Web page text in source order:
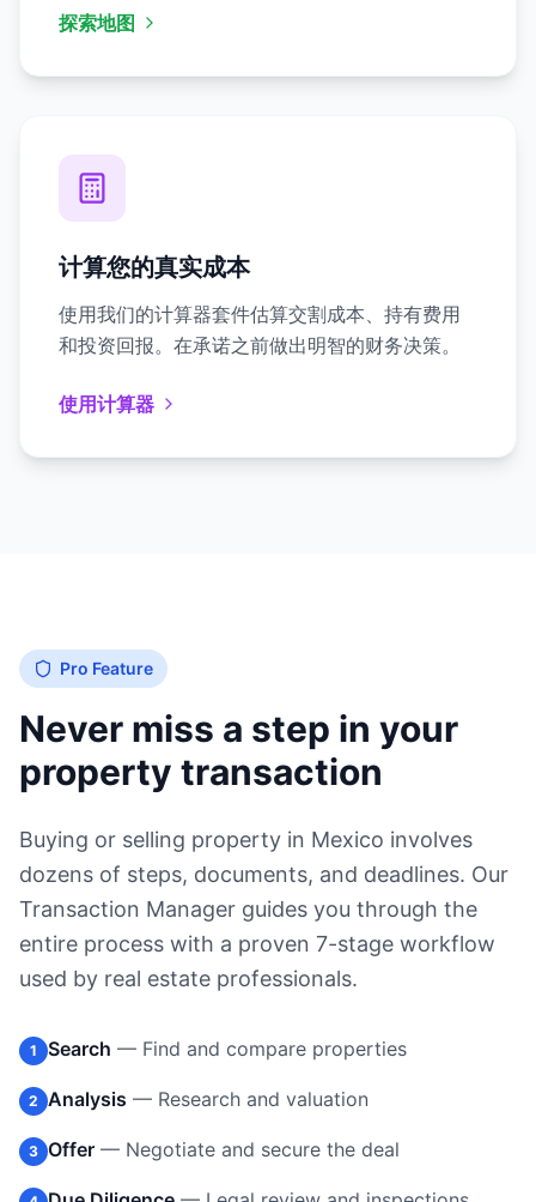
探索地图
计算您的真实成本
使用我们的计算器套件估算交割成本、持有费用
和投资回报。在承诺之前做出明智的财务决策。
使用计算器
Pro Feature
Never miss a step in your
property transaction
Buying or selling property in Mexico involves
dozens of steps, documents, and deadlines. Our
Transaction Manager guides you through the
entire process with a proven 7-stage workflow
used by real estate professionals.
1 Search — Find and compare properties
2 Analysis — Research and valuation
3 Offer — Negotiate and secure the deal